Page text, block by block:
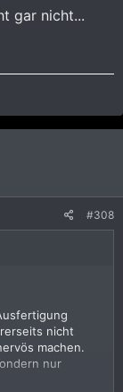
gar nicht...
#308
nicht
machen.
nur